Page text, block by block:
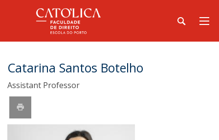
Catarina Santos Botelho
Assistant Professor